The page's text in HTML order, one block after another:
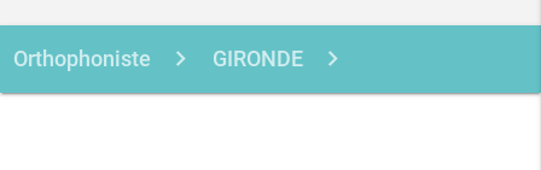
Orthophoniste GIRONDE